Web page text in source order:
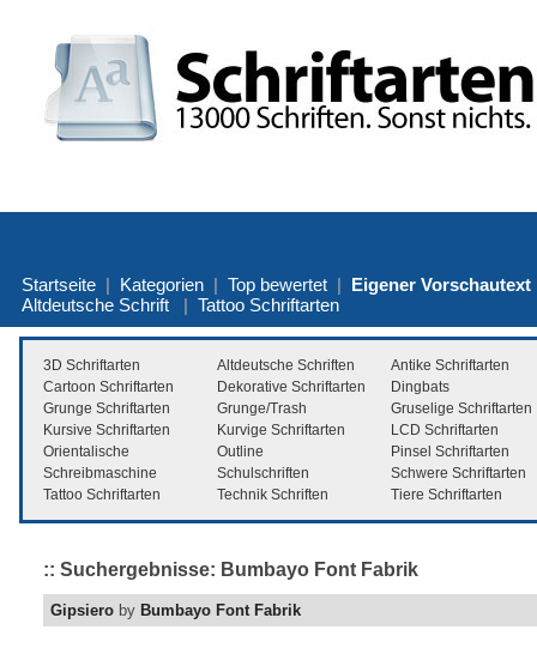
Startseite | Kategorien | Top bewertet | Eigener Vorschautext
Altdeutsche Schrift | Tattoo Schriftarten
3D Schriftarten Altdeutsche Schriften
Antike Schriftarten
Cartoon Schriftarten
Dekorative Schriftarten
Dingbats
Grunge Schriftarten
Grunge/Trash
Gruselige Schriftarten
Kursive Schriftarten
Kurvige Schriftarten
LCD Schriftarten
Orientalische
Outline
Pinsel Schriftarten
Schreibmaschine
Schulschriften
Schwere Schriftarten
Tattoo Schriftarten
Technik Schriften Tiere Schriftarten
:: Suchergebnisse: Bumbayo Font Fabrik
Gipsiero by Bumbayo Font Fabrik